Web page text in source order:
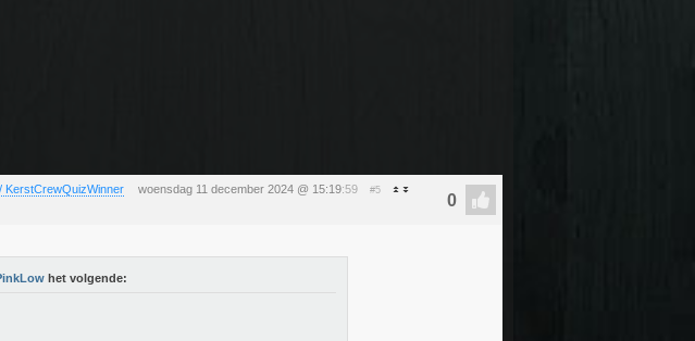
KerstCrewQuizWinner woensdag 11 december 2024 @ 15:19:59 #5
het volgende: